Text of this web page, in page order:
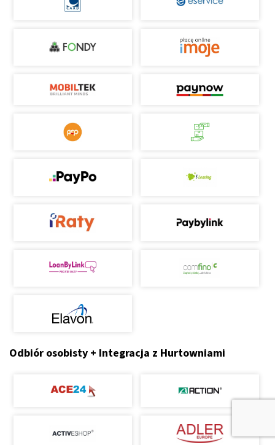
Odbiór osobisty + Integracja z Hurtowniami